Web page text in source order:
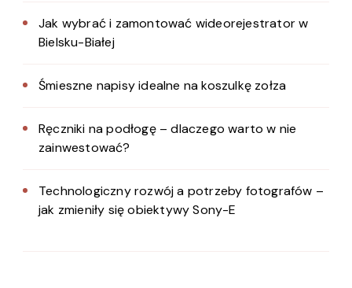
Jak wybrać i zamontować wideorejestrator w
Bielsku-Białej
Śmieszne napisy idealne na koszulkę zołza
Ręczniki na podłogę – dlaczego warto w nie
zainwestować?
Technologiczny rozwój a potrzeby fotografów –
jak zmieniły się obiektywy Sony-E